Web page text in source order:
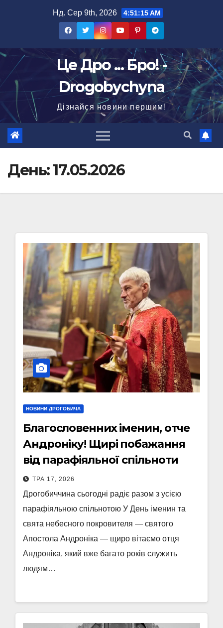
Нд. Сер 9th, 2026 4:51:17 AM
Це Дро ... Бро! -
Drogobychyna
Дізнайся новини першим!
День:17.05.2026
НОВИНИ ДРОГОБИЧА
Благословенних іменин, отче
Андроніку! Щирі побажання
від парафіяльної спільноти
ТРА 17, 2026
Дрогобиччина сьогодні радіє разом з усією
парафіяльною спільнотою У День іменин та
свята небесного покровителя — святого
Апостола Андроніка — щиро вітаємо отця
Андроніка, який вже багато років служить
людям…